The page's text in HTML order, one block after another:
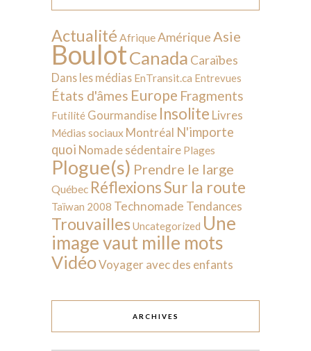
Actualité AfriqueAmérique Asie
BoulotCanada Caraïbes
Dans les médias EnTransit.ca Entrevues
États d'âmes Europe Fragments
Futilité Gourmandise Insolite Livres
Médias sociaux Montréal N'importe
quoi Nomade sédentaire Plages
Plogue(s) Prendre le large
Québec RéflexionsSur la route
Taïwan 2008 Technomade Tendances
Trouvailles Uncategorized Une
image vaut mille mots
VidéoVoyager avec des enfants
ARCHIVES